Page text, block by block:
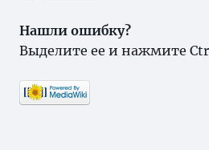
Нашли ошибку?
Выделите ее и нажмите